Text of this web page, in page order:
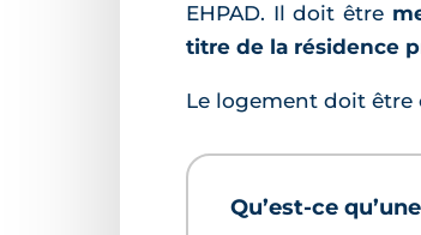
EHPAD. Il doit être
titre de la résidence
Le logement doit
Qu’est-ce